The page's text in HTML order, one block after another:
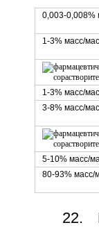
0,003-0,008%
1-3% масс/
1-3% масс/
3-8% масс/
5-10% масс/
80-93% масс/
22.